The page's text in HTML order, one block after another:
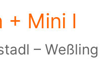
+ Mini I
– Weßling